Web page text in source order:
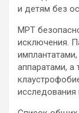
и детям без
МРТ
исключения.
аппаратами, а
исследования